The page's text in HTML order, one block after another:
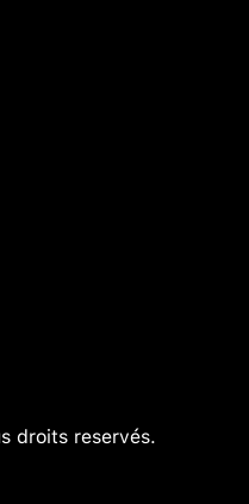
droits reservés.